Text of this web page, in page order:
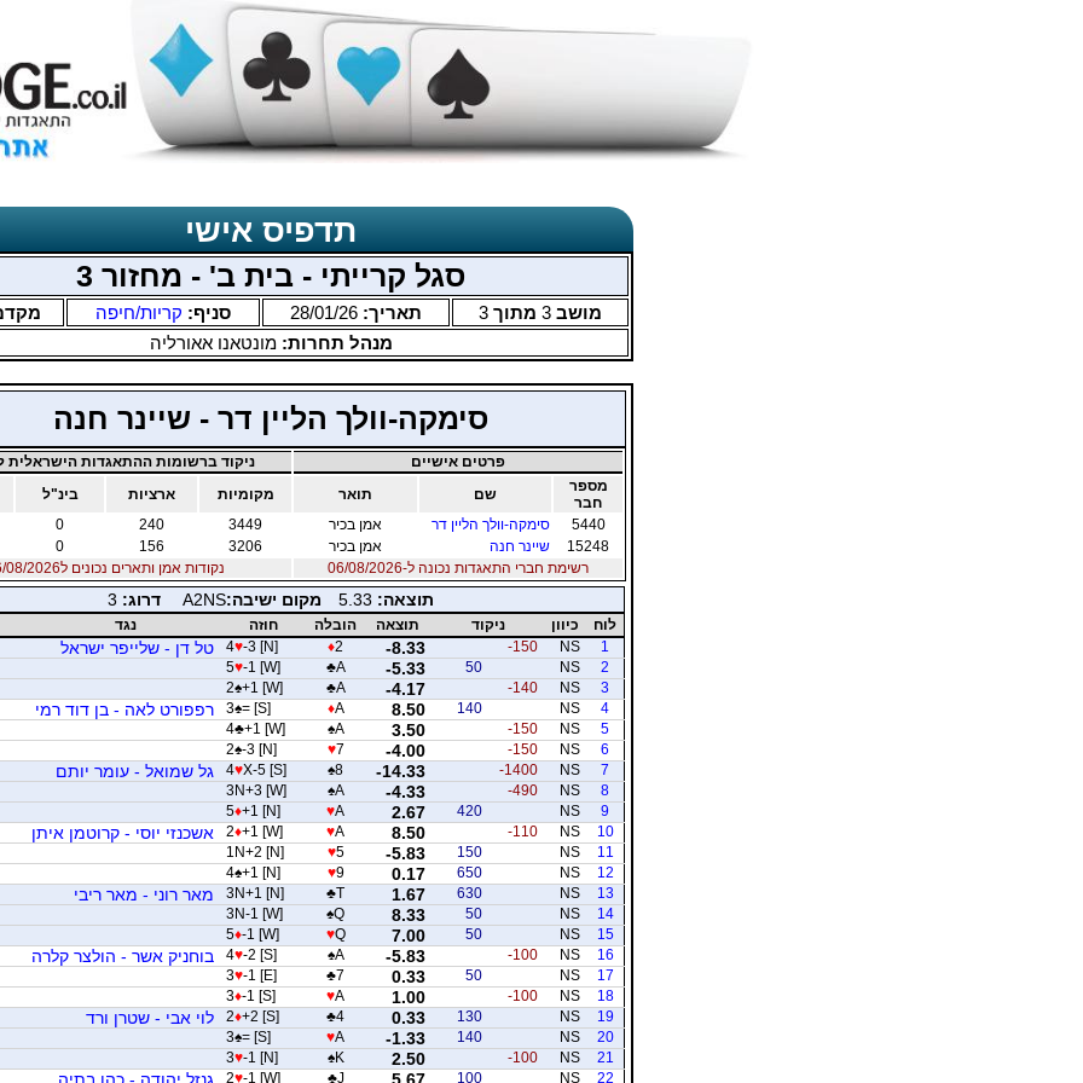
תדפיס אישי
סגל קרייתי - בית ב' - מחזור 3
מושב 3 מתוך 3 תאריך: 28/01/26 סניף: קריות/חיפה
מנהל תחרות:מונטאנו אאורליה
סימקה-וולך הליין דר - שיינר חנה
פרטים אישיים
ניקוד ברשומות ההתאגדות הישראלית
מספר
חבר
שם תואר מקומיות ארציות בינ"ל
5440
סימקה-וולך הליין דר אמן בכיר 3449
240
0
15248
שיינר חנה אמן בכיר 3206
156
0
רשימת חברי התאגדות נכונה ל-06/08/2026
נקודות אמן ותארים נכונים ל06/08/2026
תוצאה: 5.33 מקום ישיבה:A2NS דרוג: 3
לוח כיוון ניקוד תוצאה הובלה חוזה
נגד
1
NS
-150
-8.33
♦2
4♥-3 [N] טל דן - שלייפר ישראל
2
NS
50
-5.33
♣A
5♥-1 [W]
3
NS
-140
-4.17
♣A
2♠+1 [W]
4
NS
140
8.50
♦A
3♠= [S] רפפורט לאה - בן דוד רמי
5
NS
-150
3.50
♠A
4♣+1 [W]
6
NS
-150
-4.00
♥7
2♠-3 [N]
7
NS
-1400
-14.33
♠8
4♥X-5 [S] גל שמואל - עומר יותם
8
NS
-490
-4.33
♠A
3N+3 [W]
9
NS
420
2.67
♥A
5♦+1 [N]
10
NS
-110
8.50
♥A
2♦+1 [W] אשכנזי יוסי - קרוטמן איתן
11
NS
150
-5.83
♥5
1N+2 [N]
12
NS
650
0.17
♥9
4♠+1 [N]
13
NS
630
1.67
♣T
3N+1 [N] מאר רוני - מאר ריבי
14
NS
50
8.33
♠Q
3N-1 [W]
15
NS
50
7.00
♥Q
5♦-1 [W]
16
NS
-100
-5.83
♠A
4♥-2 [S] בוחניק אשר - הולצר קלרה
17
NS
50
0.33
♣7
3♥-1 [E]
18
NS
-100
1.00
♥A
3♦-1 [S]
19
NS
130
0.33
♣4
2♦+2 [S] לוי אבי - שטרן ורד
20
NS
140
-1.33
♥A
3♠= [S]
21
NS
-100
2.50
♠K
3♥-1 [N]
22
NS
100
5.67
♣J
2♥-1 [W] גנזל יהודה - כהן בתיה